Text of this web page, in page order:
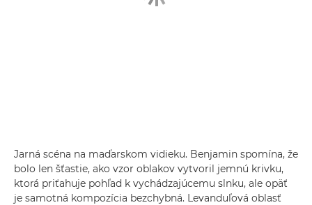
Jarná scéna na maďarskom vidieku. Benjamin spomína, že
bolo len šťastie, ako vzor oblakov vytvoril jemnú krivku,
ktorá priťahuje pohľad k vychádzajúcemu slnku, ale opäť
je samotná kompozícia bezchybná. Levanduľová oblasť